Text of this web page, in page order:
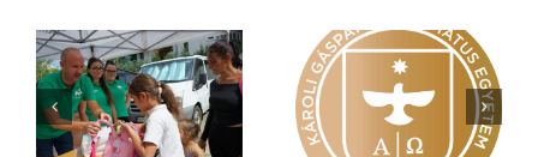
Nagy érdeklődés övezi
a Károli képzéseit
Vasárnapi üzenet –
Zsoltárok 149